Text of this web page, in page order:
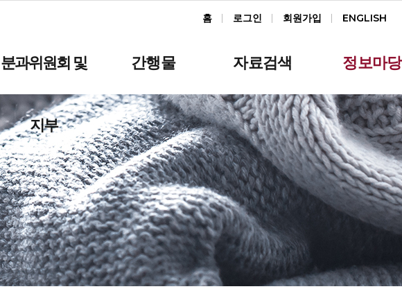
홈 로그인 회원가입 ENGLISH
분과위원회 및
지부
간행물 자료검색 정보마당